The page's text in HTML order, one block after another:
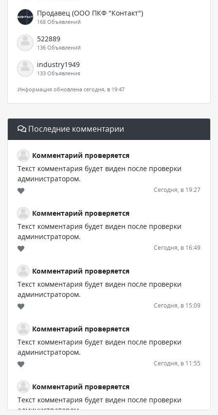
Продавец (ООО ПКФ "Контакт")
168 Объявлений
522889
136 Объявлений
industry1949
133 Объявления
Информация обновлена сегодня, в 19:47
Последние комментарии
Комментарий проверяется
Текст комментария будет виден после проверки
администратором.
Сегодня, в 19:27
Комментарий проверяется
Текст комментария будет виден после проверки
администратором.
Сегодня, в 16:49
Комментарий проверяется
Текст комментария будет виден после проверки
администратором.
Сегодня, в 15:09
Комментарий проверяется
Текст комментария будет виден после проверки
администратором.
Сегодня, в 11:55
Комментарий проверяется
Текст комментария будет виден после проверки
администратором.